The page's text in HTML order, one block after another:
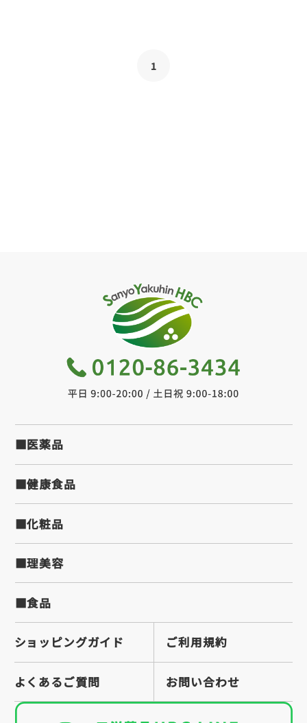
1
■医薬品
■健康食品
■化粧品
■理美容
■食品
ショッピングガイド ご利用規約
よくあるご質問 お問い合わせ